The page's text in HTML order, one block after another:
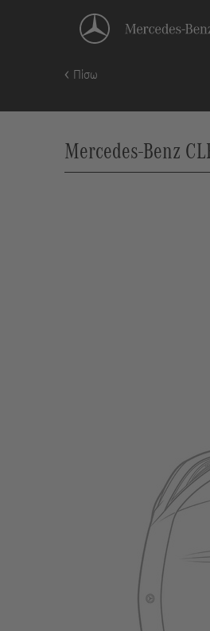
Πίσω
Mercedes-Benz